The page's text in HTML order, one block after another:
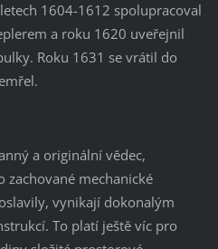
1604-1612 spolupracoval
a roku 1620 uveřejnil
Roku 1631 se vrátil do
a originální vědec,
zachované mechanické
vynikají dokonalým
To platí ještě víc pro